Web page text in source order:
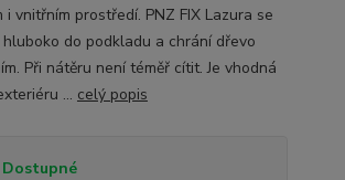
vnitřním prostředí. PNZ FIX Lazura se
do podkladu a chrání dřevo
Při nátěru není téměř cítit. Je vhodná
... celý popis
Dostupné